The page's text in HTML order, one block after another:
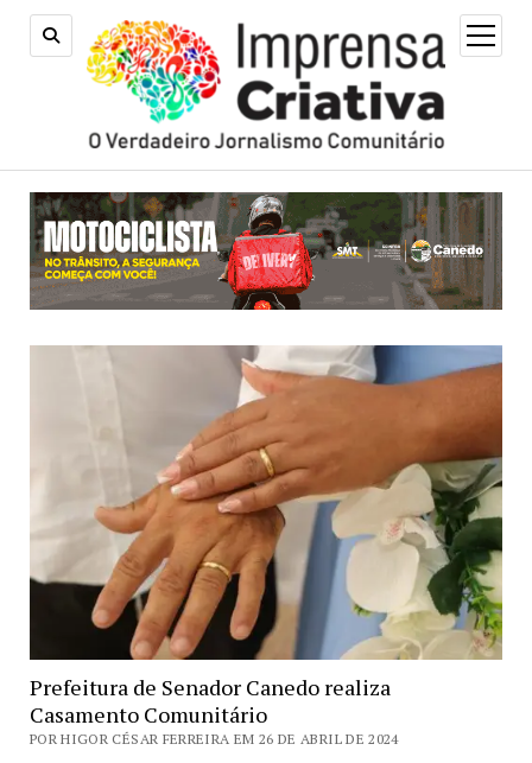
open
menu
Prefeitura de Senador Canedo realiza
Casamento Comunitário
POR HIGOR CÉSAR FERREIRA EM 26 DE ABRIL DE 2024